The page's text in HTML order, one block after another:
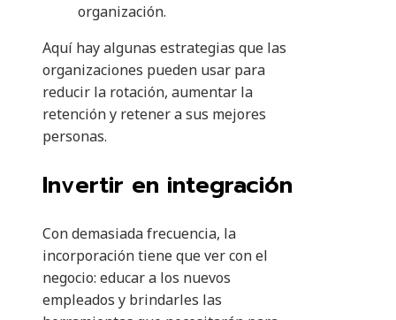
organización.
Aquí hay algunas estrategias que las
organizaciones pueden usar para
reducir la rotación, aumentar la
retención y retener a sus mejores
personas.
Invertir en integración
Con demasiada frecuencia, la
incorporación tiene que ver con el
negocio: educar a los nuevos
empleados y brindarles las